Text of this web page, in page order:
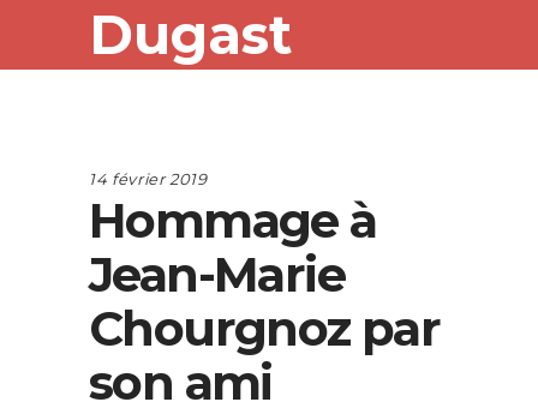
Dugast
14 février 2019
Hommage à
Jean-Marie
Chourgnoz par
son ami